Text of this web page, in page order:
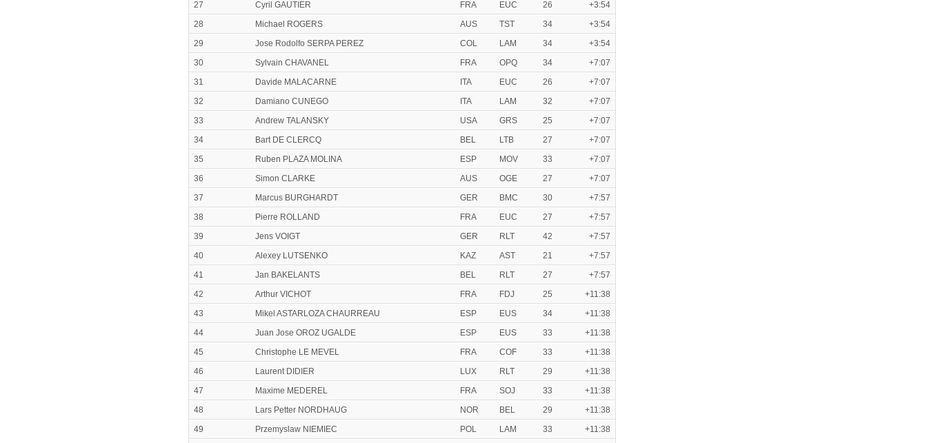
27
Cyril GAUTIER FRA EUC 26
+3:54
28
Michael ROGERS AUS TST 34
+3:54
29
Jose Rodolfo SERPA PEREZ COL LAM 34
+3:54
30
Sylvain CHAVANEL FRA OPQ 34
+7:07
31
Davide MALACARNE ITA EUC 26
+7:07
32
Damiano CUNEGO ITA LAM 32
+7:07
33
Andrew TALANSKY USA GRS 25
+7:07
34
Bart DE CLERCQ BEL LTB 27
+7:07
35
Ruben PLAZA MOLINA ESP MOV 33
+7:07
36
Simon CLARKE AUS OGE 27
+7:07
37
Marcus BURGHARDT GER BMC 30
+7:57
38
Pierre ROLLAND FRA EUC 27
+7:57
39
Jens VOIGT GER RLT 42
+7:57
40
Alexey LUTSENKO KAZ AST 21
+7:57
41
Jan BAKELANTS BEL RLT 27
+7:57
42
Arthur VICHOT FRA FDJ 25
+11:38
43
Mikel ASTARLOZA CHAURREAU ESP EUS 34
+11:38
44
Juan Jose OROZ UGALDE ESP EUS 33
+11:38
45
Christophe LE MEVEL FRA COF 33
+11:38
46
Laurent DIDIER LUX RLT 29
+11:38
47
Maxime MEDEREL FRA SOJ 33
+11:38
48
Lars Petter NORDHAUG NOR BEL 29
+11:38
49
Przemyslaw NIEMIEC POL LAM 33
+11:38